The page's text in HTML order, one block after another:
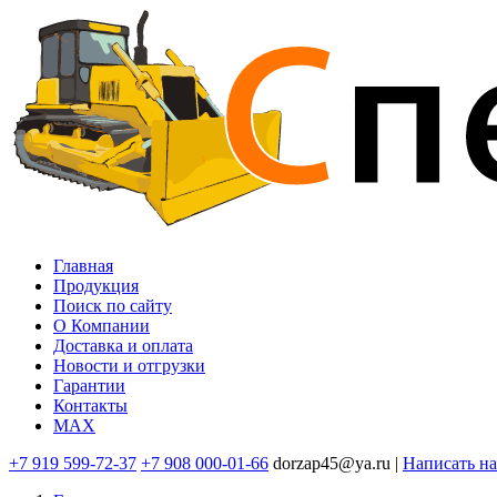
Перейти
основному
содержанию
Основная
навигация
Главная
Продукция
Поиск по сайту
O Компании
Доставка и оплата
Новости и отгрузки
Гарантии
Контакты
MAX
+7 919 599-72-37 +7 908 000-01-66 dorzap45@ya.ru | Написать